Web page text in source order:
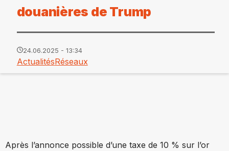
douanières de Trump
24.06.2025 - 13:34
ActualitésRéseaux
Après l’annonce possible d’une taxe de 10 % sur l’or